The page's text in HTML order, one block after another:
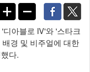
아블로 IV'와 '스타크
경 및 비주얼에 대한
다.